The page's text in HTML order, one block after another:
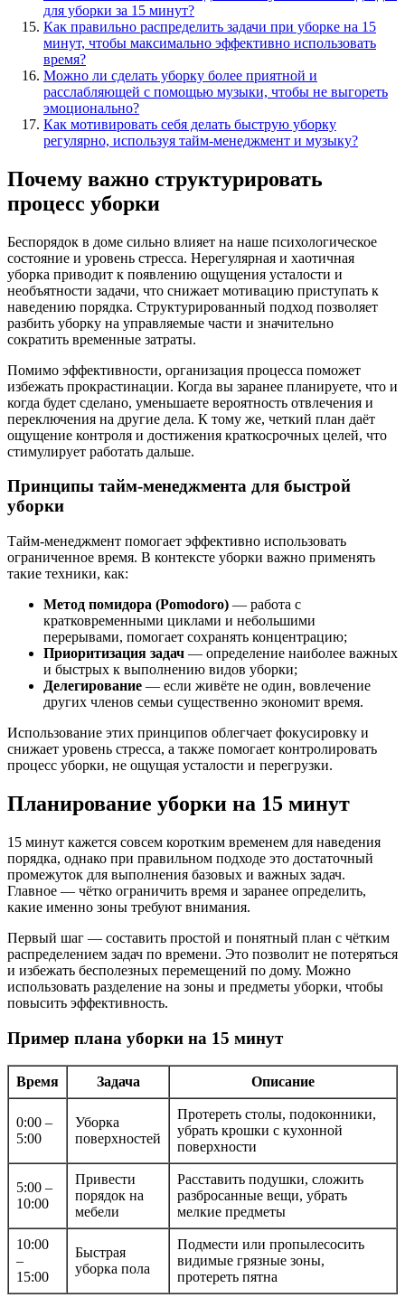
для уборки за 15 минут?
Как правильно распределить задачи при уборке на 15
минут, чтобы максимально эффективно использовать
время?
Можно ли сделать уборку более приятной и
расслабляющей с помощью музыки, чтобы не выгореть
эмоционально?
Как мотивировать себя делать быструю уборку
регулярно, используя тайм-менеджмент и музыку?
Почему важно структурировать
процесс уборки
Беспорядок в доме сильно влияет на наше психологическое
состояние и уровень стресса. Нерегулярная и хаотичная
уборка приводит к появлению ощущения усталости и
необъятности задачи, что снижает мотивацию приступать к
наведению порядка. Структурированный подход позволяет
разбить уборку на управляемые части и значительно
сократить временные затраты.
Помимо эффективности, организация процесса поможет
избежать прокрастинации. Когда вы заранее планируете, что и
когда будет сделано, уменьшаете вероятность отвлечения и
переключения на другие дела. К тому же, четкий план даёт
ощущение контроля и достижения краткосрочных целей, что
стимулирует работать дальше.
Принципы тайм-менеджмента для быстрой
уборки
Тайм-менеджмент помогает эффективно использовать
ограниченное время. В контексте уборки важно применять
такие техники, как:
Метод помидора (Pomodoro) — работа с
кратковременными циклами и небольшими
перерывами, помогает сохранять концентрацию;
Приоритизация задач — определение наиболее важных
и быстрых к выполнению видов уборки;
Делегирование — если живёте не один, вовлечение
других членов семьи существенно экономит время.
Использование этих принципов облегчает фокусировку и
снижает уровень стресса, а также помогает контролировать
процесс уборки, не ощущая усталости и перегрузки.
Планирование уборки на 15 минут
15 минут кажется совсем коротким временем для наведения
порядка, однако при правильном подходе это достаточный
промежуток для выполнения базовых и важных задач.
Главное — чётко ограничить время и заранее определить,
какие именно зоны требуют внимания.
Первый шаг — составить простой и понятный план с чётким
распределением задач по времени. Это позволит не потеряться
и избежать бесполезных перемещений по дому. Можно
использовать разделение на зоны и предметы уборки, чтобы
повысить эффективность.
Пример плана уборки на 15 минут
Время Задача Описание
0:00 –
5:00
Уборка
поверхностей
Протереть столы, подоконники,
убрать крошки с кухонной
поверхности
5:00 –
10:00
Привести
порядок на
мебели
Расставить подушки, сложить
разбросанные вещи, убрать
мелкие предметы
10:00
–
15:00
Быстрая
уборка пола
Подмести или пропылесосить
видимые грязные зоны,
протереть пятна